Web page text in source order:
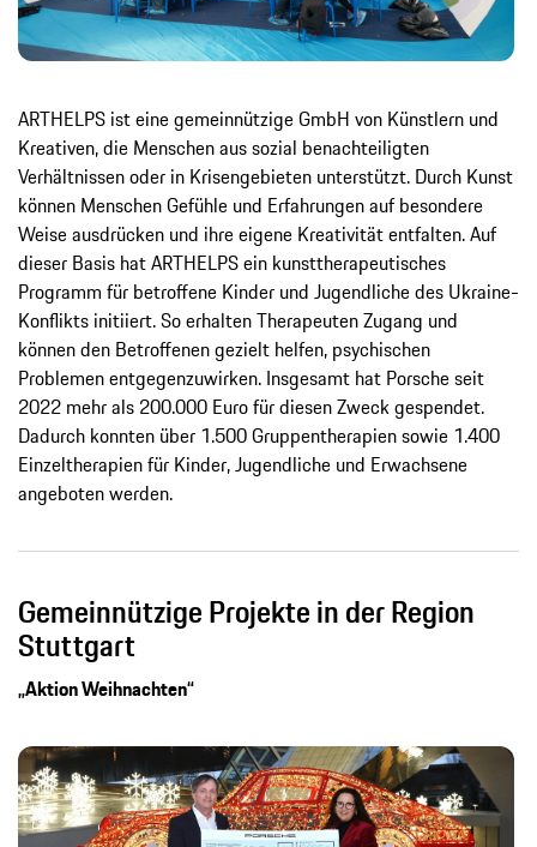
ARTHELPS ist eine gemeinnützige GmbH von Künstlern und
Kreativen, die Menschen aus sozial benachteiligten
Verhältnissen oder in Krisengebieten unterstützt. Durch Kunst
können Menschen Gefühle und Erfahrungen auf besondere
Weise ausdrücken und ihre eigene Kreativität entfalten. Auf
dieser Basis hat ARTHELPS ein kunsttherapeutisches
Programm für betroffene Kinder und Jugendliche des Ukraine-
Konflikts initiiert. So erhalten Therapeuten Zugang und
können den Betroffenen gezielt helfen, psychischen
Problemen entgegenzuwirken. Insgesamt hat Porsche seit
2022 mehr als 200.000 Euro für diesen Zweck gespendet.
Dadurch konnten über 1.500 Gruppentherapien sowie 1.400
Einzeltherapien für Kinder, Jugendliche und Erwachsene
angeboten werden.
Gemeinnützige Projekte in der Region
Stuttgart
„Aktion Weihnachten“